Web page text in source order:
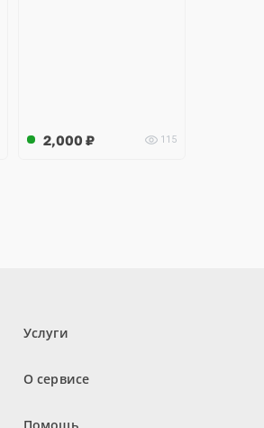
2,000 ₽ 115
Услуги
О сервисе
Помощь